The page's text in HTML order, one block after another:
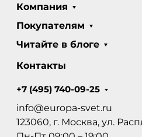
Компания
Покупателям
Читайте в блоге
Контакты
+7 (495) 740-09-25
info@europa-svet.ru
123060, г. Москва, ул.